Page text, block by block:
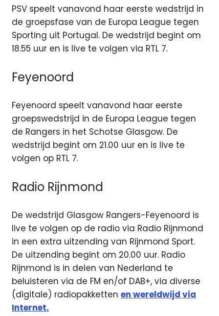
PSV speelt vanavond haar eerste wedstrijd in
de groepsfase van de Europa League tegen
Sporting uit Portugal. De wedstrijd begint om
18.55 uur en is live te volgen via RTL 7.
Feyenoord
Feyenoord speelt vanavond haar eerste
groepswedstrijd in de Europa League tegen
de Rangers in het Schotse Glasgow. De
wedstrijd begint om 21.00 uur en is live te
volgen op RTL 7.
Radio Rijnmond
De wedstrijd Glasgow Rangers-Feyenoord is
live te volgen op de radio via Radio Rijnmond
in een extra uitzending van Rijnmond Sport.
De uitzending begint om 20.00 uur. Radio
Rijnmond is in delen van Nederland te
beluisteren via de FM en/of DAB+, via diverse
(digitale) radiopakketten en wereldwijd via
Internet.